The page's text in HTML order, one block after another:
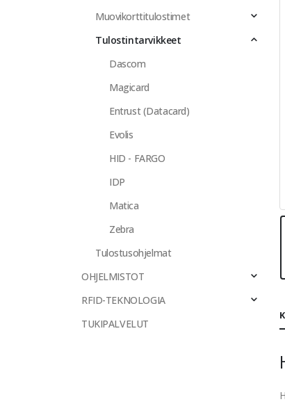
Muovikorttitulostimet
Tulostintarvikkeet
Dascom
Magicard
Entrust (Datacard)
Evolis
HID - FARGO
IDP
Matica
Zebra
Tulostusohjelmat
OHJELMISTOT
RFID-TEKNOLOGIA
TUKIPALVELUT